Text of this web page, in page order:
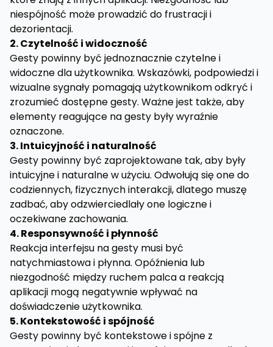
niespójność może prowadzić do frustracji i
dezorientacji.
2. Czytelność i widoczność
Gesty powinny być jednoznacznie czytelne i
widoczne dla użytkownika. Wskazówki, podpowiedzi i
wizualne sygnały pomagają użytkownikom odkryć i
zrozumieć dostępne gesty. Ważne jest także, aby
elementy reagujące na gesty były wyraźnie
oznaczone.
3. Intuicyjność i naturalność
Gesty powinny być zaprojektowane tak, aby były
intuicyjne i naturalne w użyciu. Odwołują się one do
codziennych, fizycznych interakcji, dlatego muszę
zadbać, aby odzwierciedlały one logiczne i
oczekiwane zachowania.
4. Responsywność i płynność
Reakcja interfejsu na gesty musi być
natychmiastowa i płynna. Opóźnienia lub
niezgodność między ruchem palca a reakcją
aplikacji mogą negatywnie wpływać na
doświadczenie użytkownika.
5. Kontekstowość i spójność
Gesty powinny być kontekstowe i spójne z